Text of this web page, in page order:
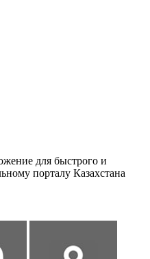
для быстрого и
порталу Казахстана